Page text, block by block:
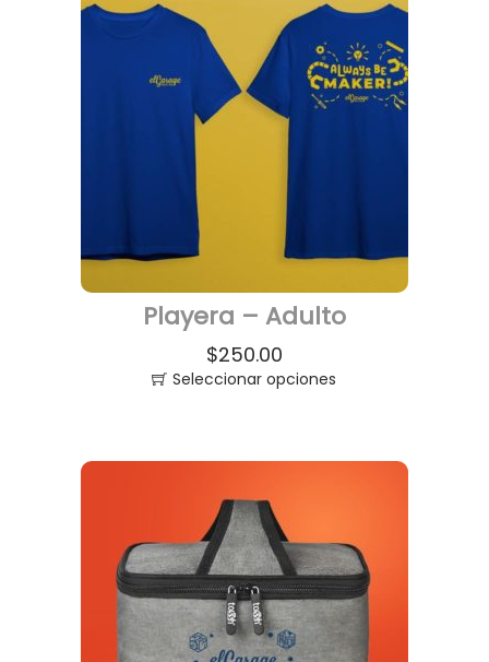
Playera – Adulto
$250.00
Seleccionar opciones